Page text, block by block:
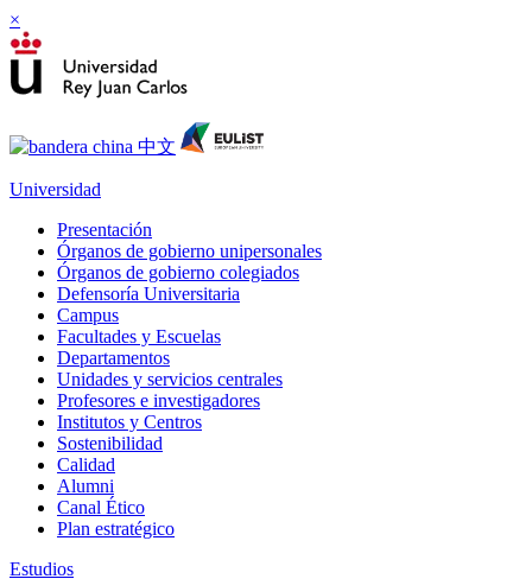
×
Universidad
Presentación
Órganos de gobierno unipersonales
Órganos de gobierno colegiados
Defensoría Universitaria
Campus
Facultades y Escuelas
Departamentos
Unidades y servicios centrales
Profesores e investigadores
Institutos y Centros
Sostenibilidad
Calidad
Alumni
Canal Ético
Plan estratégico
Estudios